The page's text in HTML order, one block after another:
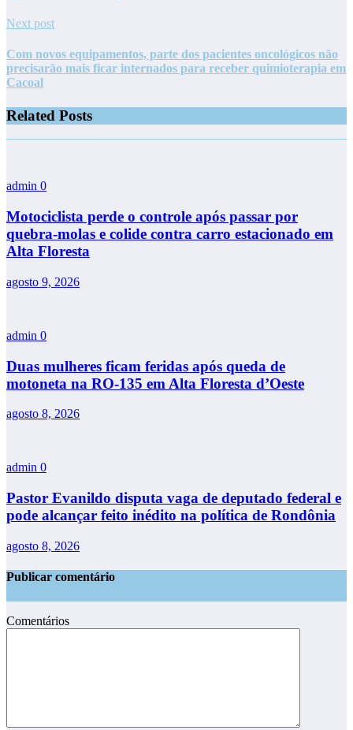
Next post
Com novos equipamentos, parte dos pacientes oncológicos não
precisarão mais ficar internados para receber quimioterapia em
Cacoal
Related Posts
admin 0
Motociclista perde o controle após passar por
quebra-molas e colide contra carro estacionado em
Alta Floresta
agosto 9, 2026
admin 0
Duas mulheres ficam feridas após queda de
motoneta na RO-135 em Alta Floresta d’Oeste
agosto 8, 2026
admin 0
Pastor Evanildo disputa vaga de deputado federal e
pode alcançar feito inédito na política de Rondônia
agosto 8, 2026
Publicar comentário
Comentários